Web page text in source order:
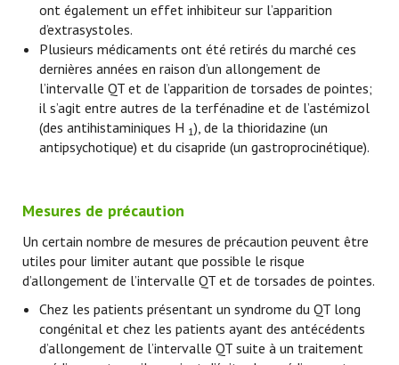
ont également un effet inhibiteur sur l’apparition
d’extrasystoles.
Plusieurs médicaments ont été retirés du marché ces
dernières années en raison d’un allongement de
l’intervalle QT et de l’apparition de torsades de pointes;
il s’agit entre autres de la terfénadine et de l’astémizol
(des antihistaminiques H 1), de la thioridazine (un
antipsychotique) et du cisapride (un gastroprocinétique).
Mesures de précaution
Un certain nombre de mesures de précaution peuvent être
utiles pour limiter autant que possible le risque
d’allongement de l’intervalle QT et de torsades de pointes.
Chez les patients présentant un syndrome du QT long
congénital et chez les patients ayant des antécédents
d’allongement de l’intervalle QT suite à un traitement